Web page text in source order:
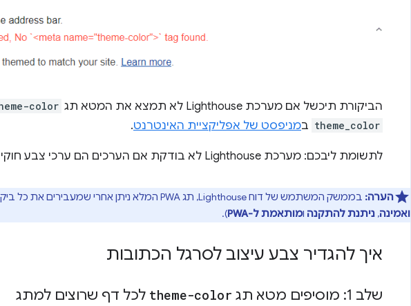
הביקורת תיכשל אם מערכת Lighthouse לא תמצא את המטא תג color
theme_color במניפסט של אפליקציית האינטרנט.
לתשומת ליבכם: מערכת Lighthouse לא בודקת אם הערכים הם ערכי צבע חוקיים של CSS.
הערה: בממשק המשתמש של דוח Lighthouse, תג PWA המלא ניתן אחרי שמעבירים את כל ביקורות בכל קטגוריות המשנה של PWA (
ואמינה, ניתנת להתקנה ומותאמת ל-PWA ).
איך להגדיר צבע עיצוב לסרגל הכתובות
שלב 1: מוסיפים מטא תג theme-color לכל דף שרוצים למתג